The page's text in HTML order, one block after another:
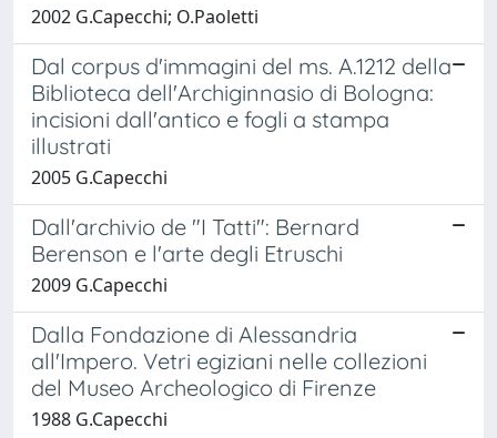
2002 G.Capecchi; O.Paoletti
Dal corpus d'immagini del ms. A.1212 della
Biblioteca dell'Archiginnasio di Bologna:
incisioni dall'antico e fogli a stampa
illustrati
2005 G.Capecchi
Dall'archivio de "I Tatti": Bernard
Berenson e l'arte degli Etruschi
2009 G.Capecchi
Dalla Fondazione di Alessandria
all'Impero. Vetri egiziani nelle collezioni
del Museo Archeologico di Firenze
1988 G.Capecchi